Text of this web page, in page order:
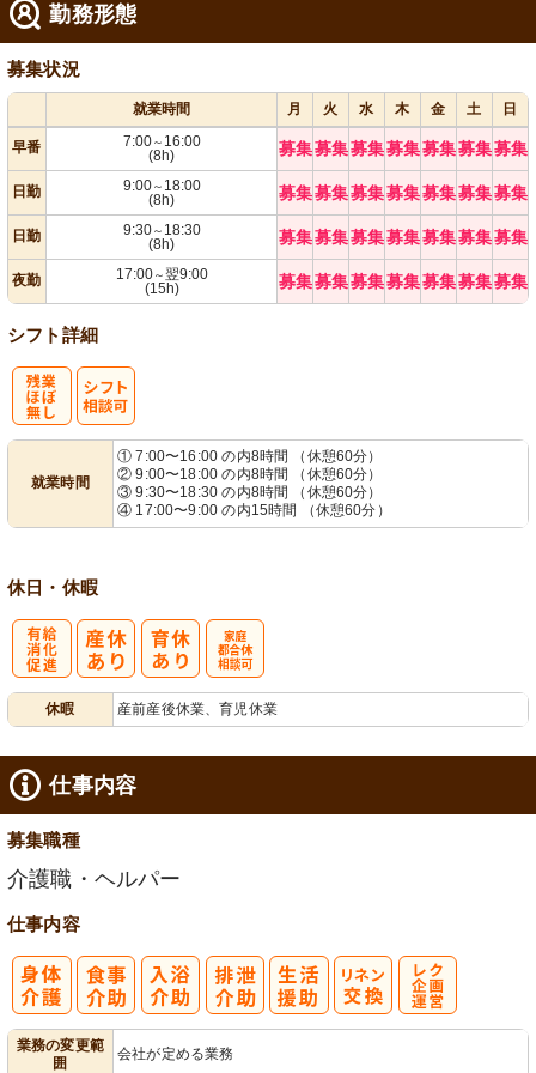
勤務形態
募集状況
就業時間 月 火 水 木 金 土 日
早番 7:00～ 16:00
(8h)
募集募集募集募集募集募集募集
日勤 9:00～ 18:00
(8h)
募集募集募集募集募集募集募集
日勤 9:30～ 18:30
(8h)
募集募集募集募集募集募集募集
夜勤 17:00～翌9:00
(15h)
募集募集募集募集募集募集募集
シフト詳細
就業時間
① 7:00〜16:00 の内8時間 （休憩60分）
② 9:00〜18:00 の内8時間 （休憩60分）
③ 9:30〜18:30 の内8時間 （休憩60分）
④ 17:00〜9:00 の内15時間 （休憩60分）
休日・休暇
休暇 産前産後休業、育児休業
仕事内容
募集職種
介護職・ヘルパー
仕事内容
業務の変更範
囲
会社が定める業務